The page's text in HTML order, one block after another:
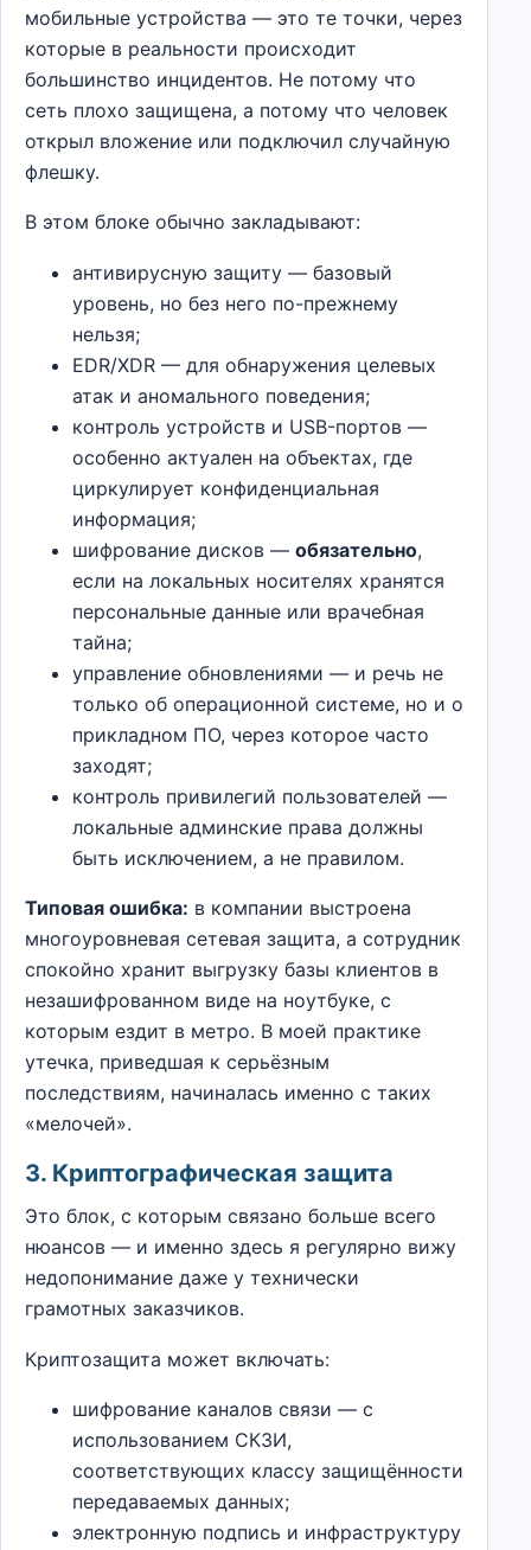
мобильные устройства — это те точки, через
которые в реальности происходит
большинство инцидентов. Не потому что
сеть плохо защищена, а потому что человек
открыл вложение или подключил случайную
флешку.
В этом блоке обычно закладывают:
антивирусную защиту — базовый
уровень, но без него по-прежнему
нельзя;
EDR/XDR — для обнаружения целевых
атак и аномального поведения;
контроль устройств и USB-портов —
особенно актуален на объектах, где
циркулирует конфиденциальная
информация;
шифрование дисков — обязательно,
если на локальных носителях хранятся
персональные данные или врачебная
тайна;
управление обновлениями — и речь не
только об операционной системе, но и о
прикладном ПО, через которое часто
заходят;
контроль привилегий пользователей —
локальные админские права должны
быть исключением, а не правилом.
Типовая ошибка: в компании выстроена
многоуровневая сетевая защита, а сотрудник
спокойно хранит выгрузку базы клиентов в
незашифрованном виде на ноутбуке, с
которым ездит в метро. В моей практике
утечка, приведшая к серьёзным
последствиям, начиналась именно с таких
«мелочей».
3. Криптографическая защита
Это блок, с которым связано больше всего
нюансов — и именно здесь я регулярно вижу
недопонимание даже у технически
грамотных заказчиков.
Криптозащита может включать:
шифрование каналов связи — с
использованием СКЗИ,
соответствующих классу защищённости
передаваемых данных;
электронную подпись и инфраструктуру